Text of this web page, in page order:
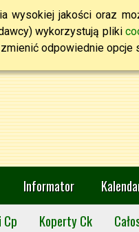
wysokiej jakości oraz
wykorzystują pliki
odpowiednie opcje
Informator
Koperty Ck